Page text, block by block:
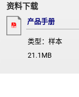
资料下载
产品手册
类型：样本
21.1MB